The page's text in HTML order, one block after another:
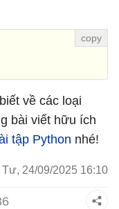
về các loại
bài viết hữu ích
tập Python nhé!
24/09/2025 16:10